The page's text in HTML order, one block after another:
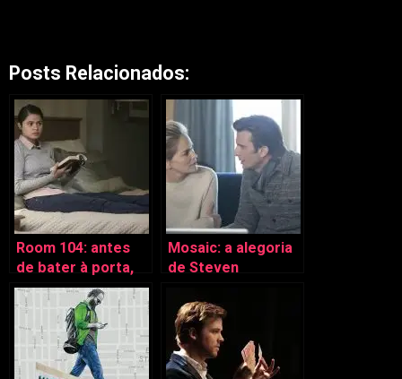
Posts Relacionados:
Room 104: antes
de bater à porta,
pense duas vezes
Mosaic: a alegoria
de Steven
a solidão